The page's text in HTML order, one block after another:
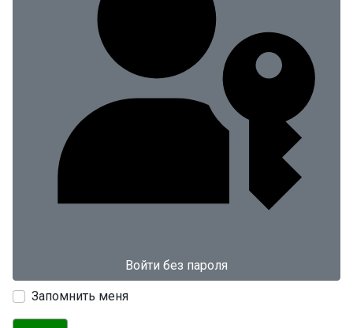
Войти без пароля
Запомнить меня